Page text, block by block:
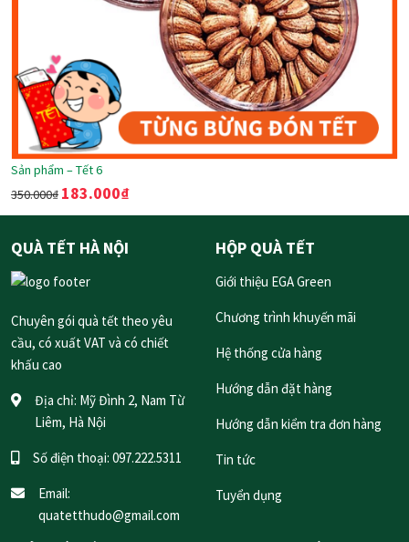
Sản phẩm – Tết 6
350.000₫ 183.000₫
QUÀ TẾT HÀ NỘI
Chuyên gói quà tết theo yêu
cầu, có xuất VAT và có chiết
khấu cao
Địa chỉ: Mỹ Đình 2, Nam Từ
Liêm, Hà Nội
Số điện thoại: 097.222.5311
Email:
quatetthudo@gmail.com
HỘP QUÀ TẾT
Giới thiệu EGA Green
Chương trình khuyến mãi
Hệ thống cửa hàng
Hướng dẫn đặt hàng
Hướng dẫn kiểm tra đơn hàng
Tin tức
Tuyển dụng